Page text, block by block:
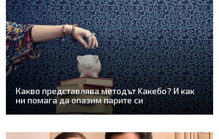
Какво представлява методът Kaкебо? И как
ни помага да опазим парите си